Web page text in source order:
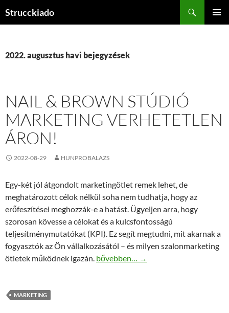
Strucckiado
2022. augusztus havi bejegyzések
NAIL & BROWN STÚDIÓ
MARKETING VERHETETLEN
ÁRON!
2022-08-29 HUNPROBALAZS
Egy-két jól átgondolt marketingötlet remek lehet, de
meghatározott célok nélkül soha nem tudhatja, hogy az
erőfeszítései meghozzák-e a hatást. Ügyeljen arra, hogy
szorosan kövesse a célokat és a kulcsfontosságú
teljesítménymutatókat (KPI). Ez segít megtudni, mit akarnak a
fogyasztók az Ön vállalkozásától – és milyen szalonmarketing
ötletek működnek igazán. Nail & Brown Stúdió marketing
bővebben… →
MARKETING